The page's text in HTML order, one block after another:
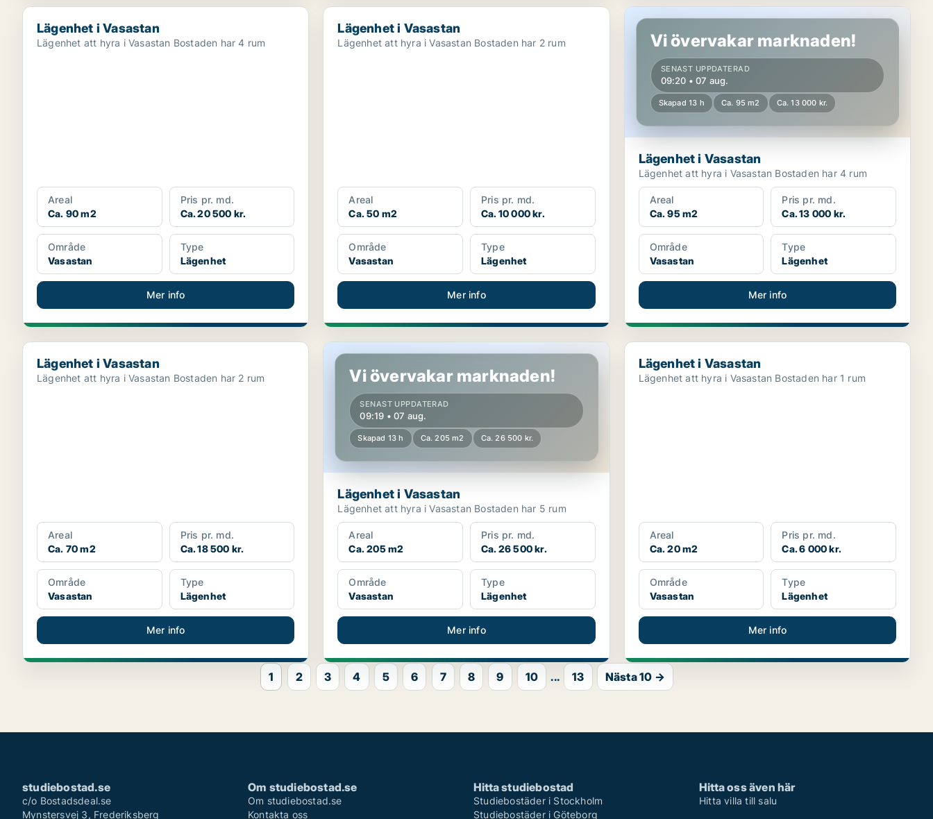
Lägenhet i Vasastan
Lägenhet i Vasastan
Lägenhet att hyra i Vasastan Bostaden har 4 rum
Areal
Ca. 90 m2
Pris pr. md.
Ca. 20 500 kr.
Område
Vasastan
Type
Lägenhet
Mer info
Lägenhet i Vasastan
Lägenhet i Vasastan
Lägenhet att hyra i Vasastan Bostaden har 2 rum
Areal
Ca. 50 m2
Pris pr. md.
Ca. 10 000 kr.
Område
Vasastan
Type
Lägenhet
Mer info
Lägenhet i Vasastan
Vi övervakar marknaden!
SENAST UPPDATERAD
09:20 • 07 aug.
Skapad 13 h Ca. 95 m2 Ca. 13 000 kr.
Lägenhet i Vasastan
Lägenhet att hyra i Vasastan Bostaden har 4 rum
Areal
Ca. 95 m2
Pris pr. md.
Ca. 13 000 kr.
Område
Vasastan
Type
Lägenhet
Mer info
Lägenhet i Vasastan
Lägenhet i Vasastan
Lägenhet att hyra i Vasastan Bostaden har 2 rum
Areal
Ca. 70 m2
Pris pr. md.
Ca. 18 500 kr.
Område
Vasastan
Type
Lägenhet
Mer info
Lägenhet i Vasastan
Vi övervakar marknaden!
SENAST UPPDATERAD
09:19 • 07 aug.
Skapad 13 h Ca. 205 m2 Ca. 26 500 kr.
Lägenhet i Vasastan
Lägenhet att hyra i Vasastan Bostaden har 5 rum
Areal
Ca. 205 m2
Pris pr. md.
Ca. 26 500 kr.
Område
Vasastan
Type
Lägenhet
Mer info
Lägenhet i Vasastan
Lägenhet i Vasastan
Lägenhet att hyra i Vasastan Bostaden har 1 rum
Areal
Ca. 20 m2
Pris pr. md.
Ca. 6 000 kr.
Område
Vasastan
Type
Lägenhet
Mer info
1 2 3 4 5 6 7 8 9 10 ... 13 Nästa 10 →
studiebostad.se
c/o Bostadsdeal.se
Mynstersvej 3, Frederiksberg
Om studiebostad.se
Om studiebostad.se
Kontakta oss
Hitta studiebostad
Studiebostäder i Stockholm
Studiebostäder i Göteborg
Hitta oss även här
Hitta villa till salu